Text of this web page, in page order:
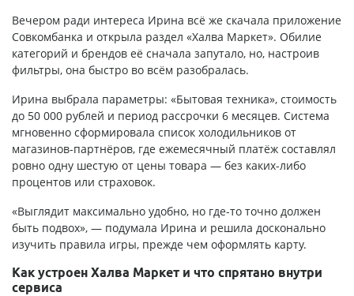
Вечером ради интереса Ирина всё же скачала приложение
Совкомбанка и открыла раздел «Халва Маркет». Обилие
категорий и брендов её сначала запутало, но, настроив
фильтры, она быстро во всём разобралась.
Ирина выбрала параметры: «Бытовая техника», стоимость
до 50 000 рублей и период рассрочки 6 месяцев. Система
мгновенно сформировала список холодильников от
магазинов-партнёров, где ежемесячный платёж составлял
ровно одну шестую от цены товара — без каких-либо
процентов или страховок.
«Выглядит максимально удобно, но где-то точно должен
быть подвох», — подумала Ирина и решила досконально
изучить правила игры, прежде чем оформлять карту.
Как устроен Халва Маркет и что спрятано внутри
сервиса